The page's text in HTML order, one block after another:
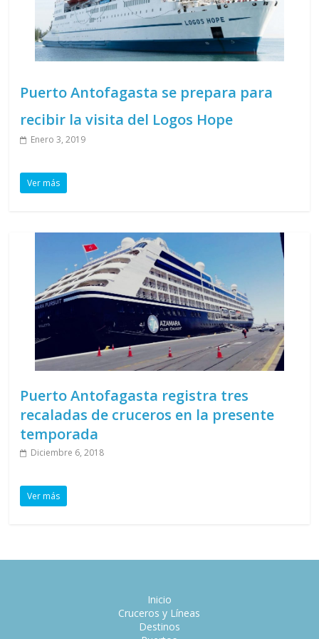
Puerto Antofagasta se prepara para
recibir la visita del Logos Hope
Enero 3, 2019
Ver más
Puerto Antofagasta registra tres
recaladas de cruceros en la presente
temporada
Diciembre 6, 2018
Ver más
Inicio
Cruceros y Líneas
Destinos